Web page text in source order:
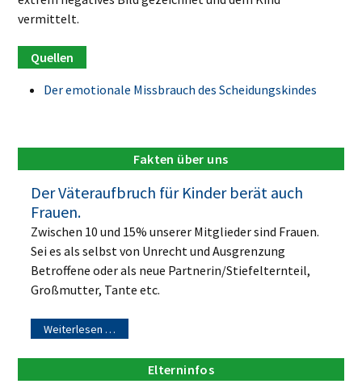
vermittelt.
Der emotionale Missbrauch des Scheidungskindes
Fakten über uns
Der Väteraufbruch für Kinder berät auch
Frauen.
Zwischen 10 und 15% unserer Mitglieder sind Frauen.
Sei es als selbst von Unrecht und Ausgrenzung
Betroffene oder als neue Partnerin/Stiefelternteil,
Großmutter, Tante etc.
Weiterlesen …
Elterninfos